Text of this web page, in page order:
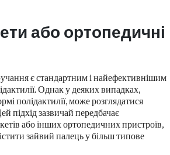
або ортопедичні
є стандартним і найефективнішим
Однак у деяких випадках,
полідактилії, може розглядатися
підхід зазвичай передбачає
або інших ортопедичних пристроїв,
зайвий палець у більш типове